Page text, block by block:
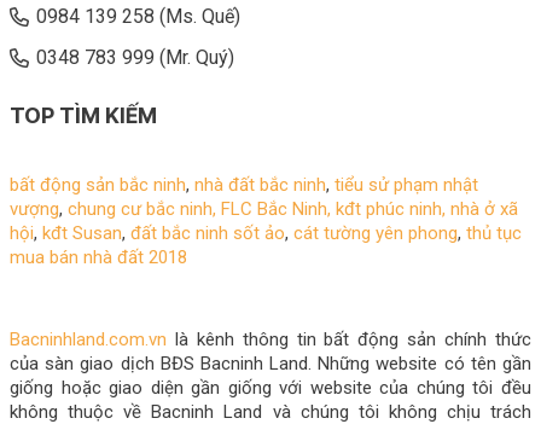
0984 139 258 (Ms. Quế)
0348 783 999 (Mr. Quý)
TOP TÌM KIẾM
bất động sản bắc ninh, nhà đất bắc ninh, tiểu sử phạm nhật
vượng, chung cư bắc ninh, FLC Bắc Ninh, kđt phúc ninh, nhà ở xã
hội, kđt Susan, đất bắc ninh sốt ảo, cát tường yên phong, thủ tục
mua bán nhà đất 2018
Bacninhland.com.vn là kênh thông tin bất động sản chính thức
của sàn giao dịch BĐS Bacninh Land. Những website có tên gần
giống hoặc giao diện gần giống với website của chúng tôi đều
không thuộc về Bacninh Land và chúng tôi không chịu trách